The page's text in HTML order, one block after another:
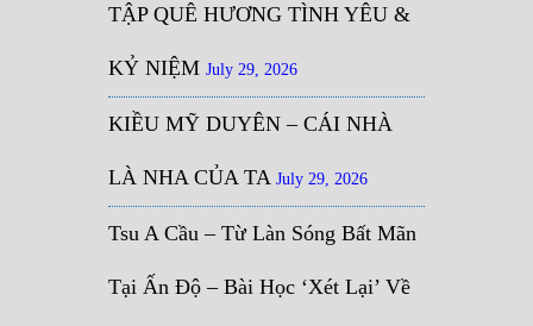
TẬP QUÊ HƯƠNG TÌNH YÊU &
KỶ NIỆM July 29, 2026
KIỀU MỸ DUYÊN – CÁI NHÀ
LÀ NHA CỦA TA July 29, 2026
Tsu A Cầu – Từ Làn Sóng Bất Mãn
Tại Ấn Độ – Bài Học ‘Xét Lại’ Về